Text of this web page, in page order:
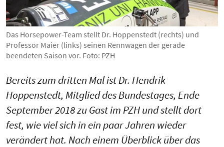
Das Horsepower-Team stellt Dr. Hoppenstedt (rechts) und
Professor Maier (links) seinen Rennwagen der gerade
beendeten Saison vor. Foto: PZH
Bereits zum dritten Mal ist Dr. Hendrik
Hoppenstedt, Mitglied des Bundestages, Ende
September 2018 zu Gast im PZH und stellt dort
fest, wie viel sich in ein paar Jahren wieder
verändert hat. Nach einem Überblick über das